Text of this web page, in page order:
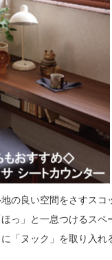
の良い空間をさすス
っ」と一息つけるスペ
「ヌック」を取り入れ